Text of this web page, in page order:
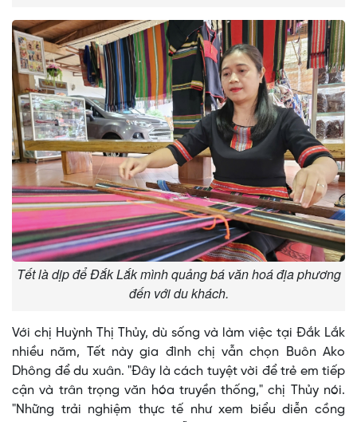
Tết là dịp để Đắk Lắk mình quảng bá văn hoá địa phương
đến với du khách.
Với chị Huỳnh Thị Thủy, dù sống và làm việc tại Đắk Lắk
nhiều năm, Tết này gia đình chị vẫn chọn Buôn Ako
Dhông để du xuân. "Đây là cách tuyệt vời để trẻ em tiếp
cận và trân trọng văn hóa truyền thống," chị Thủy nói.
"Những trải nghiệm thực tế như xem biểu diễn cồng